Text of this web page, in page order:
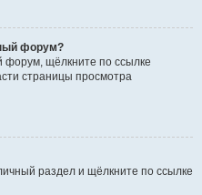
форум?
форум, щёлкните по ссылке
страницы просмотра
раздел и щёлкните по ссылке